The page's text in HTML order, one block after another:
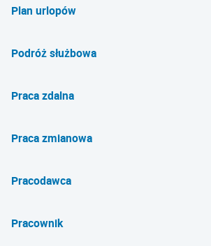
Plan urlopów
Podróż służbowa
Praca zdalna
Praca zmianowa
Pracodawca
Pracownik